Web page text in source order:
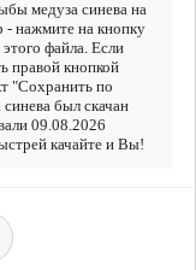
медуза синева на
- нажмите на кнопку
этого файла. Если
правой кнопкой
"Сохранить по
был скачан
09.08.2026
качайте и Вы!